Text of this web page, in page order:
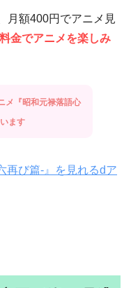
月額400円でアニメ見
金でアニメを楽しみ
メ『昭和元禄落語心
ます
再び篇-』を見れるdア